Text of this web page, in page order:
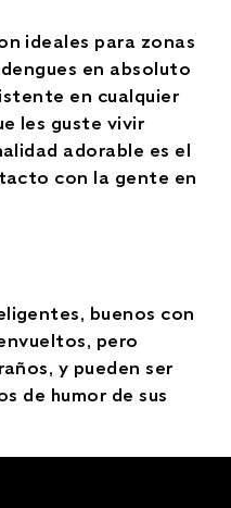
ideales para zonas
en absoluto
en cualquier
les guste vivir
adorable es el
con la gente en
buenos con
pero
y pueden ser
de humor de sus